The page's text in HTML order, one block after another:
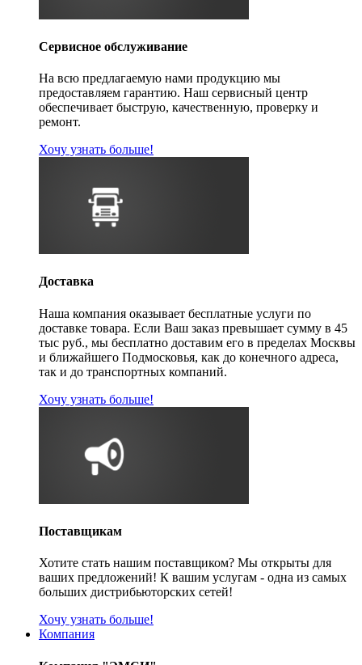
Сервисное обслуживание
На всю предлагаемую нами продукцию мы
предоставляем гарантию. Наш сервисный центр
обеспечивает быструю, качественную, проверку и
ремонт.
Хочу узнать больше!
Доставка
Наша компания оказывает бесплатные услуги по
доставке товара. Если Ваш заказ превышает сумму в 45
тыс руб., мы бесплатно доставим его в пределах Москвы
и ближайшего Подмосковья, как до конечного адреса,
так и до транспортных компаний.
Хочу узнать больше!
Поставщикам
Хотите стать нашим поставщиком? Мы открыты для
ваших предложений! К вашим услугам - одна из самых
больших дистрибьюторских сетей!
Хочу узнать больше!
Компания